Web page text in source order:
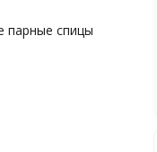
парные спицы